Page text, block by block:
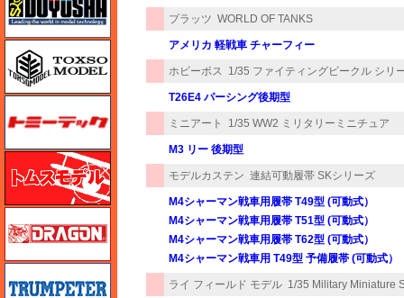
プラッツ WORLD OF TANKS
アメリカ 軽戦車 チャーフィー
ホビーボス 1/35 ファイティングビークル シリ
T26E4 パーシング後期型
ミニアート 1/35 WW2 ミリタリーミニチュア
M3 リー 後期型
モデルカステン 連結可動履帯 SKシリーズ
M4シャーマン戦車用履帯 T49型 (可動式）
M4シャーマン戦車用履帯 T51型 (可動式）
M4シャーマン戦車用履帯 T62型 (可動式）
M4シャーマン戦車用 T49型 予備履帯 (可動式）
ライ フィールド モデル 1/35 Military Miniature
トキソモデル（toxso_model）
トミーテック
トランペッター